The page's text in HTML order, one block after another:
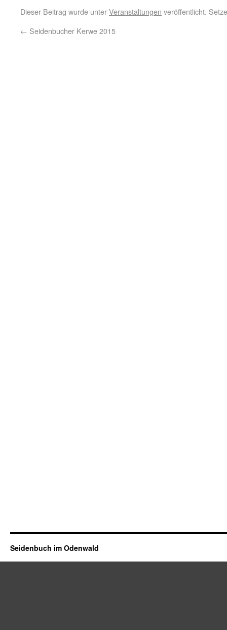
Dieser Beitrag wurde unterVeranstaltungen veröffentlicht.
← Seidenbucher Kerwe 2015
Seidenbuch im Odenwald